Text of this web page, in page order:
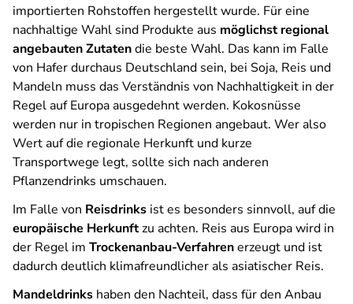
importierten Rohstoffen hergestellt wurde. Für eine
nachhaltige Wahl sind Produkte aus möglichst regional
angebauten Zutatendie beste Wahl. Das kann im Falle
von Hafer durchaus Deutschland sein, bei Soja, Reis und
Mandeln muss das Verständnis von Nachhaltigkeit in der
Regel auf Europa ausgedehnt werden. Kokosnüsse
werden nur in tropischen Regionen angebaut. Wer also
Wert auf die regionale Herkunft und kurze
Transportwege legt, sollte sich nach anderen
Pflanzendrinks umschauen.
Im Falle von Reisdrinks ist es besonders sinnvoll, auf die
europäische Herkunftzu achten. Reis aus Europa wird in
der Regel im Trockenanbau-Verfahrenerzeugt und ist
dadurch deutlich klimafreundlicher als asiatischer Reis.
Mandeldrinks haben den Nachteil, dass für den Anbau